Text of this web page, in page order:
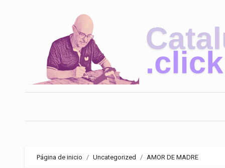
Página de inicio Uncategorized AMOR DE MADRE